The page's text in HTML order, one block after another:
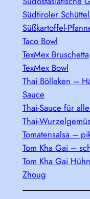
Südtiroler
Süßkartoffel-
Taco Bowl
TexMex Bruschetta
TexMex Bowl
Thai Bölleken –
Sauce
Thai-Sauce für
Thai-
Tomatensalsa –
Tom Kha Gai –
Tom Kha Gai
Zhoug